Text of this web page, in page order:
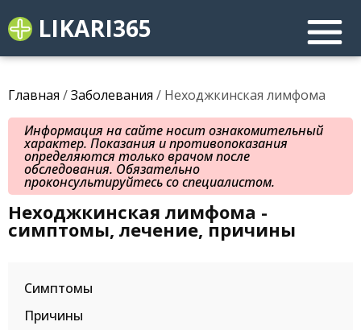
LIKARI365
Главная /Заболевания / Неходжкинская лимфома
Информация на сайте носит ознакомительный
характер. Показания и противопоказания
определяются только врачом после
обследования. Обязательно
проконсультируйтесь со специалистом.
Неходжкинская лимфома -
симптомы, лечение, причины
Симптомы
Причины